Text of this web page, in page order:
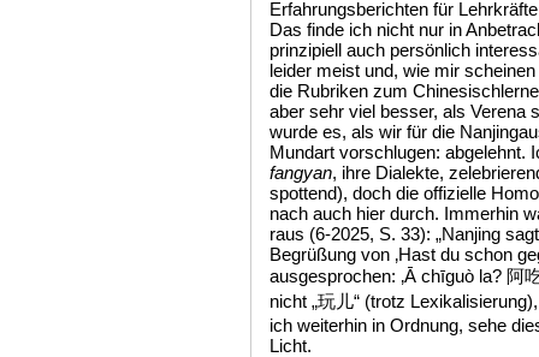
Erfahrungsberichten für
Das finde ich nicht nur in
prinzipiell auch persönlich
leider meist und, wie mir
die Rubriken zum
aber sehr viel besser, als Verena
wurde es, als wir für die
Mundart vorschlugen: abgelehnt.
fangyan, ihre Dialekte,
spottend), doch die offizielle
nach auch hier durch. Immerhin
raus (6-2025, S. 33): „Nanjing
Begrüßung von ‚Hast du schon
ausgesprochen: ‚Ā chīguò la? 阿
nicht „玩儿“ (trotz
ich weiterhin in Ordnung, sehe
Licht.